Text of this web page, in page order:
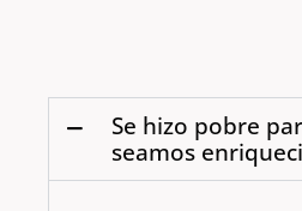
Se hizo pobre
seamos